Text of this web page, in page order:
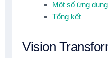
Một số ứng
Tổng kết
Vision